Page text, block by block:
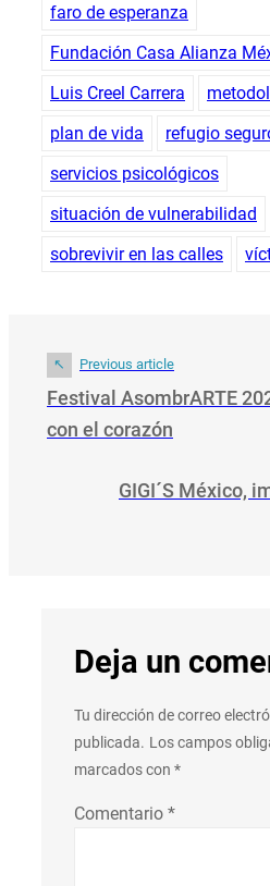
faro de esperanza
Fundación Casa Alianza
Luis Creel Carrera
plan de vida
refugio
servicios psicológicos
situación de vulnerabilidad
sobrevivir en las calles
Previous article
Festival AsombrARTE
con el corazón
GIGI´S México,
Deja un
Tu dirección de correo
publicada. Los campos
marcados con *
Comentario *